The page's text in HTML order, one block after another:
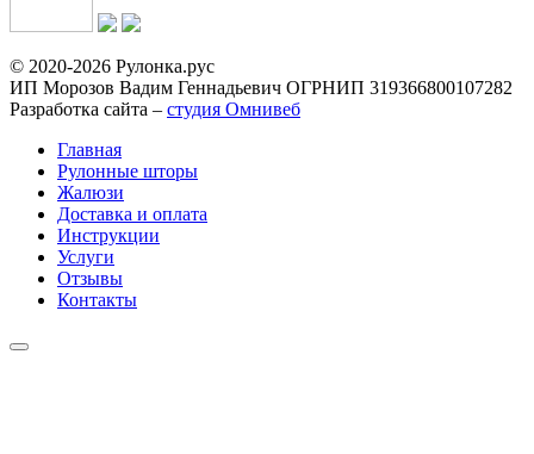
© 2020-2026 Рулонка.рус
ИП Морозов Вадим Геннадьевич ОГРНИП 319366800107282
Разработка сайта – студия Омнивеб
Главная
Рулонные шторы
Жалюзи
Доставка и оплата
Инструкции
Услуги
Отзывы
Контакты